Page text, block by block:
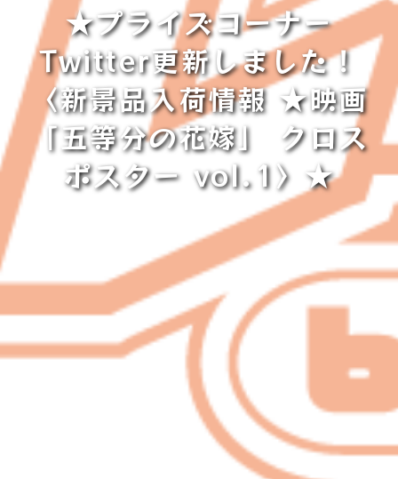
★プライズコーナー
Twitter更新しました！
〈新景品入荷情報 ★映画
「五等分の花嫁」 クロス
ポスター vol.1〉★